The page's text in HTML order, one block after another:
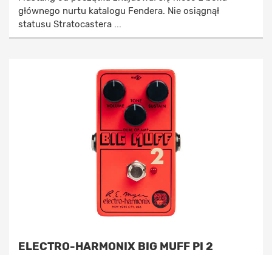
głównego nurtu katalogu Fendera. Nie osiągnął
statusu Stratocastera ...
ELECTRO-HARMONIX BIG MUFF PI 2